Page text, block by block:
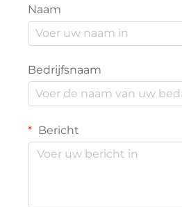
Naam
Bedrijfsnaam
Bericht